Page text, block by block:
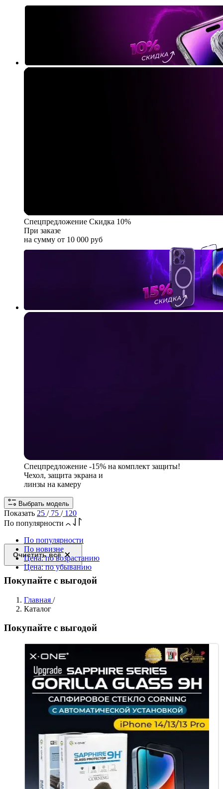
Спецпредложение Скидка 10%
При заказе
на сумму от 10 000 руб
Спецпредложение -15% на комплект защиты!
Чехол, защита экрана и
линзы на камеру
Выбрать модель
Показать 25 / 75 / 120
По популярности
По популярности
По новизне
Цена: по возрастанию
Цена: по убыванию
Очистить всё
Покупайте с выгодой
Главная /
Каталог
Покупайте с выгодой